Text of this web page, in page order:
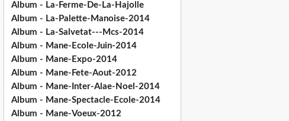
Album - La-Ferme-De-La-Hajolle
Album - La-Palette-Manoise-2014
Album - La-Salvetat---Mcs-2014
Album - Mane-Ecole-Juin-2014
Album - Mane-Expo-2014
Album - Mane-Fete-Aout-2012
Album - Mane-Inter-Alae-Noel-2014
Album - Mane-Spectacle-Ecole-2014
Album - Mane-Voeux-2012